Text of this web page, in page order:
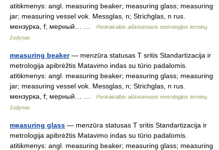
atitikmenys: angl. measuring beaker; measuring glass; measuring
jar; measuring vessel vok. Messglas, n; Strichglas, n rus.
мензурка, f; мерный… …
Penkiakalbis aiškinamasis metrologijos terminų
žodynas
measuring beaker— menzūra statusas T sritis Standartizacija ir
metrologija apibrėžtis Matavimo indas su tūrio padalomis.
atitikmenys: angl. measuring beaker; measuring glass; measuring
jar; measuring vessel vok. Messglas, n; Strichglas, n rus.
мензурка, f; мерный… …
Penkiakalbis aiškinamasis metrologijos terminų
žodynas
measuring glass — menzūra statusas T sritis Standartizacija ir
metrologija apibrėžtis Matavimo indas su tūrio padalomis.
atitikmenys: angl. measuring beaker; measuring glass; measuring